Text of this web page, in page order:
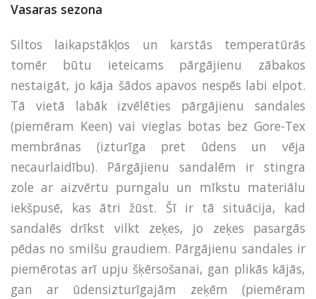
Vasaras sezona
Siltos laikapstākļos un karstās temperatūrās
tomēr būtu ieteicams pārgājienu zābakos
nestaigāt, jo kāja šādos apavos nespēs labi elpot.
Tā vietā labāk izvēlēties pārgājienu sandales
(piemēram Keen) vai vieglas botas bez Gore-Tex
membrānas (izturīga pret ūdens un vēja
necaurlaidību). Pārgājienu sandalēm ir stingra
zole ar aizvērtu purngalu un mīkstu materiālu
iekšpusē, kas ātri žūst. Šī ir tā situācija, kad
sandalēs drīkst vilkt zeķes, jo zeķes pasargās
pēdas no smilšu graudiem. Pārgājienu sandales ir
piemērotas arī upju šķērsošanai, gan plikās kājās,
gan ar ūdensizturīgajām zeķēm (piemēram